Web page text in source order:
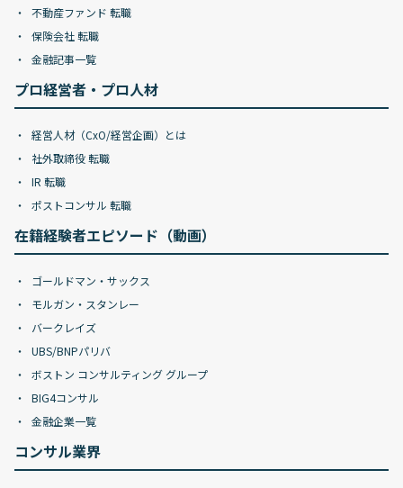
不動産ファンド 転職
保険会社 転職
金融記事一覧
プロ経営者・プロ人材
経営人材（CxO/経営企画）とは
社外取締役 転職
IR 転職
ポストコンサル 転職
在籍経験者エピソード（動画）
ゴールドマン・サックス
モルガン・スタンレー
バークレイズ
UBS/BNPパリバ
ボストン コンサルティング グループ
BIG4コンサル
金融企業一覧
コンサル業界